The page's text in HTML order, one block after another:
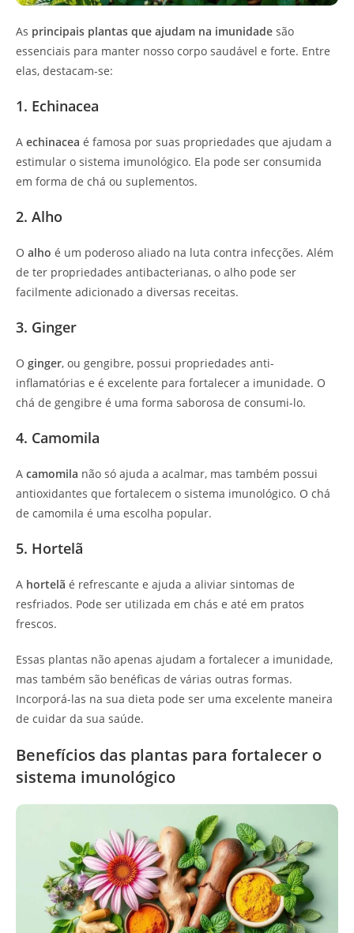
As principais plantas que ajudam na imunidade são
essenciais para manter nosso corpo saudável e forte. Entre
elas, destacam-se:
1. Echinacea
A echinacea é famosa por suas propriedades que ajudam a
estimular o sistema imunológico. Ela pode ser consumida
em forma de chá ou suplementos.
2. Alho
O alho é um poderoso aliado na luta contra infecções. Além
de ter propriedades antibacterianas, o alho pode ser
facilmente adicionado a diversas receitas.
3. Ginger
O ginger, ou gengibre, possui propriedades anti-
inflamatórias e é excelente para fortalecer a imunidade. O
chá de gengibre é uma forma saborosa de consumi-lo.
4. Camomila
A camomila não só ajuda a acalmar, mas também possui
antioxidantes que fortalecem o sistema imunológico. O chá
de camomila é uma escolha popular.
5. Hortelã
A hortelã é refrescante e ajuda a aliviar sintomas de
resfriados. Pode ser utilizada em chás e até em pratos
frescos.
Essas plantas não apenas ajudam a fortalecer a imunidade,
mas também são benéficas de várias outras formas.
Incorporá-las na sua dieta pode ser uma excelente maneira
de cuidar da sua saúde.
Benefícios das plantas para fortalecer o
sistema imunológico